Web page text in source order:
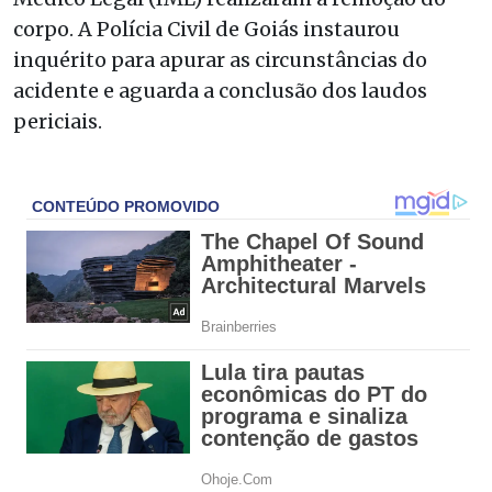
corpo. A Polícia Civil de Goiás instaurou
inquérito para apurar as circunstâncias do
acidente e aguarda a conclusão dos laudos
periciais.